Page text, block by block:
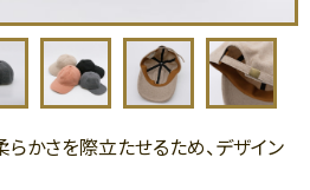
かさを際立たせるため、デザイン